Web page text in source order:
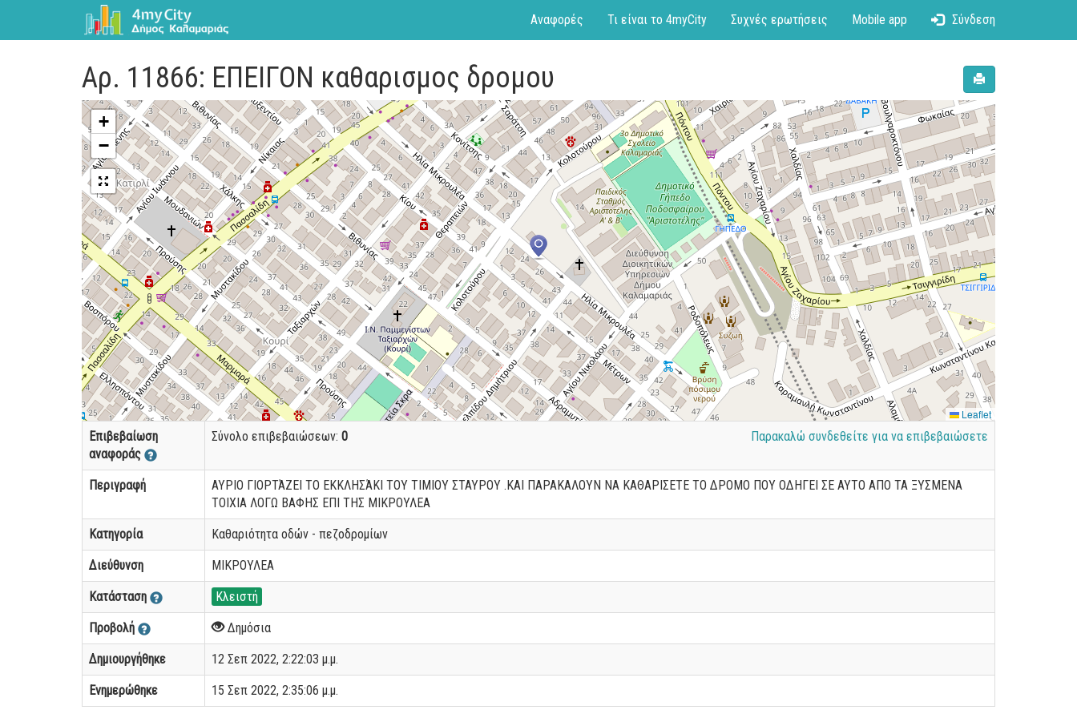
Αναφορές Τι είναι το 4myCity Συχνές ερωτήσεις Mobile app Σύνδεση
Αρ. 11866: ΕΠΕΙΓΟΝ καθαρισμος δρομου
+
−
Leaflet
Επιβεβαίωση
αναφοράς
Σύνολο επιβεβαιώσεων: 0 Παρακαλώ συνδεθείτε για να επιβεβαιώσετε
Περιγραφή
ΑΥΡΙΟ ΓΙΟΡΤΆΖΕΙ ΤΟ ΕΚΚΛΗΣΆΚΙ ΤΟΥ ΤΙΜΙΟΥ ΣΤΑΥΡΟΥ .ΚΑΙ ΠΑΡΑΚΑΛΟΥΝ ΝΑ ΚΑΘΑΡΙΣΕΤΕ ΤΟ ΔΡΟΜΟ ΠΟΥ ΟΔΗΓΕΙ ΣΕ ΑΥΤΟ ΑΠΟ ΤΑ ΞΥΣΜΕΝΑ
ΤΟΙΧΙΑ ΛΟΓΩ ΒΑΦΗΣ ΕΠΙ ΤΗΣ ΜΙΚΡΟΥΛΕΑ
Κατηγορία Καθαριότητα οδών - πεζοδρομίων
Διεύθυνση ΜΙΚΡΟΥΛΕΑ
Κατάσταση Κλειστή
Προβολή Δημόσια
Δημιουργήθηκε 12 Σεπ 2022, 2:22:03 μ.μ.
Ενημερώθηκε 15 Σεπ 2022, 2:35:06 μ.μ.